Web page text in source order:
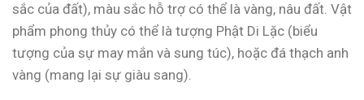
sắc của đất), màu sắc hỗ trợ có thể là vàng, nâu đất. Vật
phẩm phong thủy có thể là tượng Phật Di Lặc (biểu
tượng của sự may mắn và sung túc), hoặc đá thạch anh
vàng (mang lại sự giàu sang).